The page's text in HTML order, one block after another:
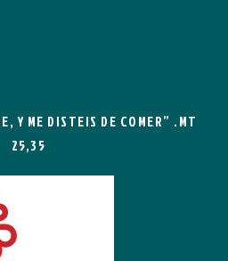
Y ME DISTEIS DE COMER” .MT
25,35